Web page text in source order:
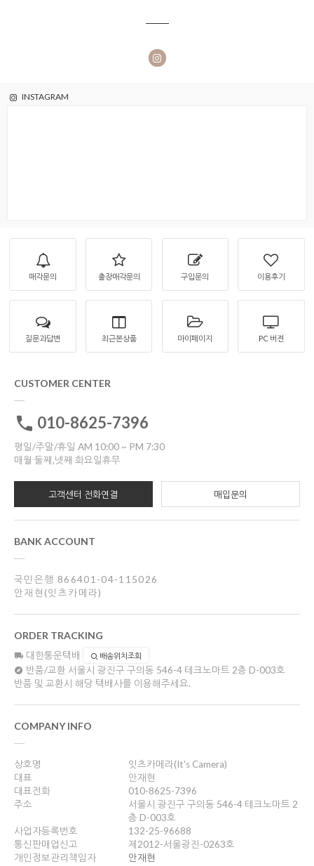
INSTAGRAM
매각문의 출장매각문의 구입문의 이용후기
질문과답변 최근본상품 마이페이지 PC 버젼
CUSTOMER CENTER
010-8625-7396
평일/주말/휴일 AM 10:00 ~ PM 7:30
매월 둘째,넷째 화요일휴무
고객센터 전화연결 매입문의
BANK ACCOUNT
국민은행 866401-04-115026
안재현(잇츠카메라)
ORDER TRACKING
대한통운택배 배송위치조회
반품/교환 서울시 광진구 구의동 546-4 테크노마트 2층 D-003호
반품 및 교환시 해당 택배사를 이용해주세요.
COMPANY INFO
상호명
잇츠카메라(It's Camera)
대표
안재현
대표전화
010-8625-7396
주소
서울시 광진구 구의동 546-4 테크노마트 2
층 D-003호
사업자등록번호
132-25-96688
통신판매업신고
제2012-서울광진-0263호
개인정보관리책임자
안재현